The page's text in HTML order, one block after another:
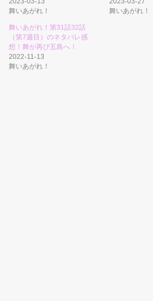
舞いあがれ！
舞いあがれ！
舞いあがれ！第31話32話
（第7週目）のネタバレ感
想！舞が再び五島へ！
2022-11-13
舞いあがれ！